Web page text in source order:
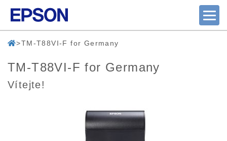
TM-T88VI-F for Germany
TM-T88VI-F for Germany
Vítejte!